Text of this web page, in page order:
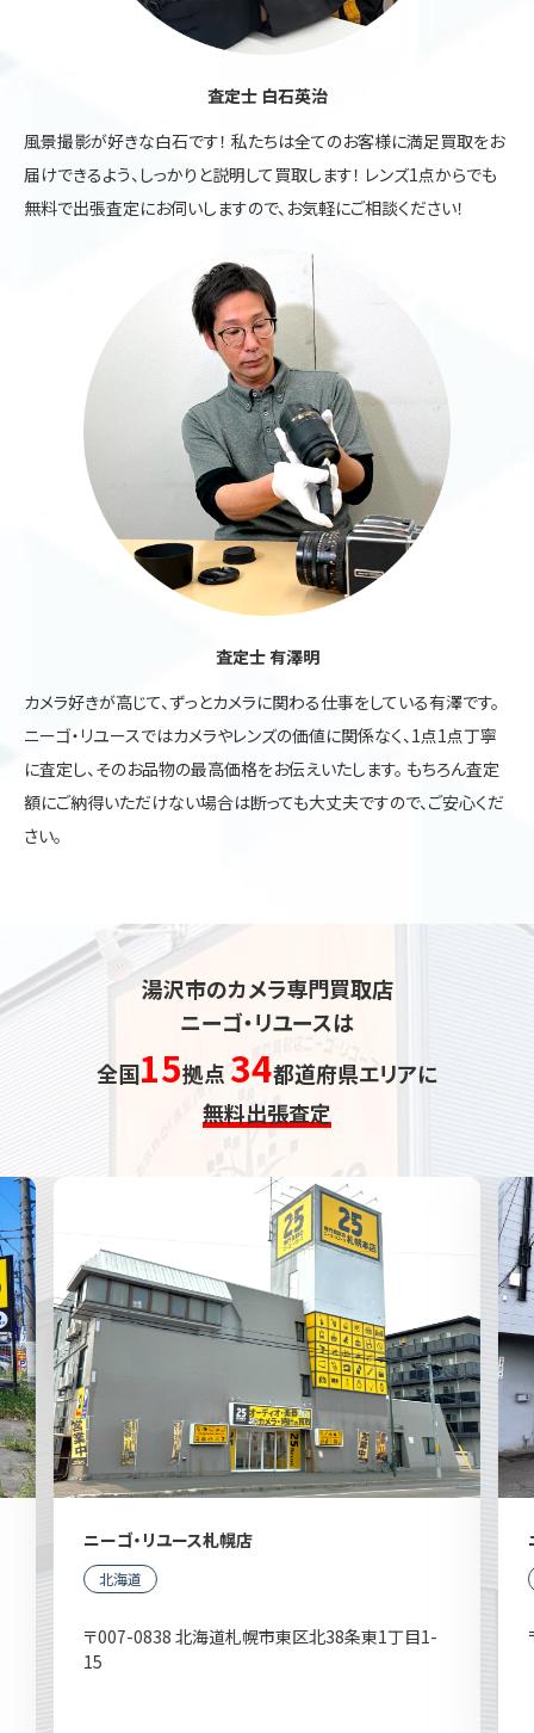
査定士 白石英治
風景撮影が好きな白石です！ 私たちは全てのお客様に満足買取をお
届けできるよう、しっかりと説明して買取します！ レンズ1点からでも
無料で出張査定にお伺いしますので、お気軽にご相談ください！
査定士 有澤明
カメラ好きが高じて、ずっとカメラに関わる仕事をしている有澤です。
ニーゴ・リユースではカメラやレンズの価値に関係なく、1点1点丁寧
に査定し、そのお品物の最高価格をお伝えいたします。 もちろん査定
額にご納得いただけない場合は断っても大丈夫ですので、ご安心くだ
さい。
湯沢市のカメラ専門買取店
ニーゴ・リユースは
全国15拠点 34都道府県エリアに
無料出張査定
ニーゴ・リユース札幌店
北海道
〒007-0838 北海道札幌市東区北38条東1丁目1-
15